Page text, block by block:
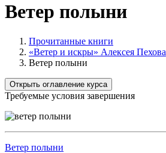
Ветер полыни
Прочитанные книги
«Ветер и искры» Алексея Пехова
Ветер полыни
Открыть оглавление курса
Требуемые условия завершения
Ветер полыни